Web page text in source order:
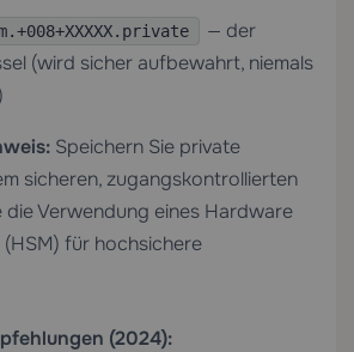
— der
(wird sicher aufbewahrt, niemals
Speichern Sie private
sicheren, zugangskontrollierten
die Verwendung eines Hardware
für hochsichere
(2024):